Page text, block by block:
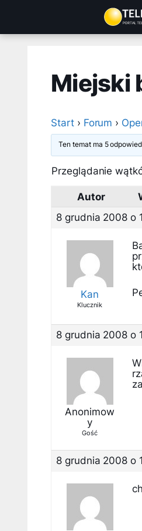
treści
Miejski
Start › Forum ›
Ten temat ma 5
Przeglądanie
Autor
8 grudnia 2008 o
Kan
Klucznik
8 grudnia 2008 o
Anonimow
y
Gość
8 grudnia 2008 o